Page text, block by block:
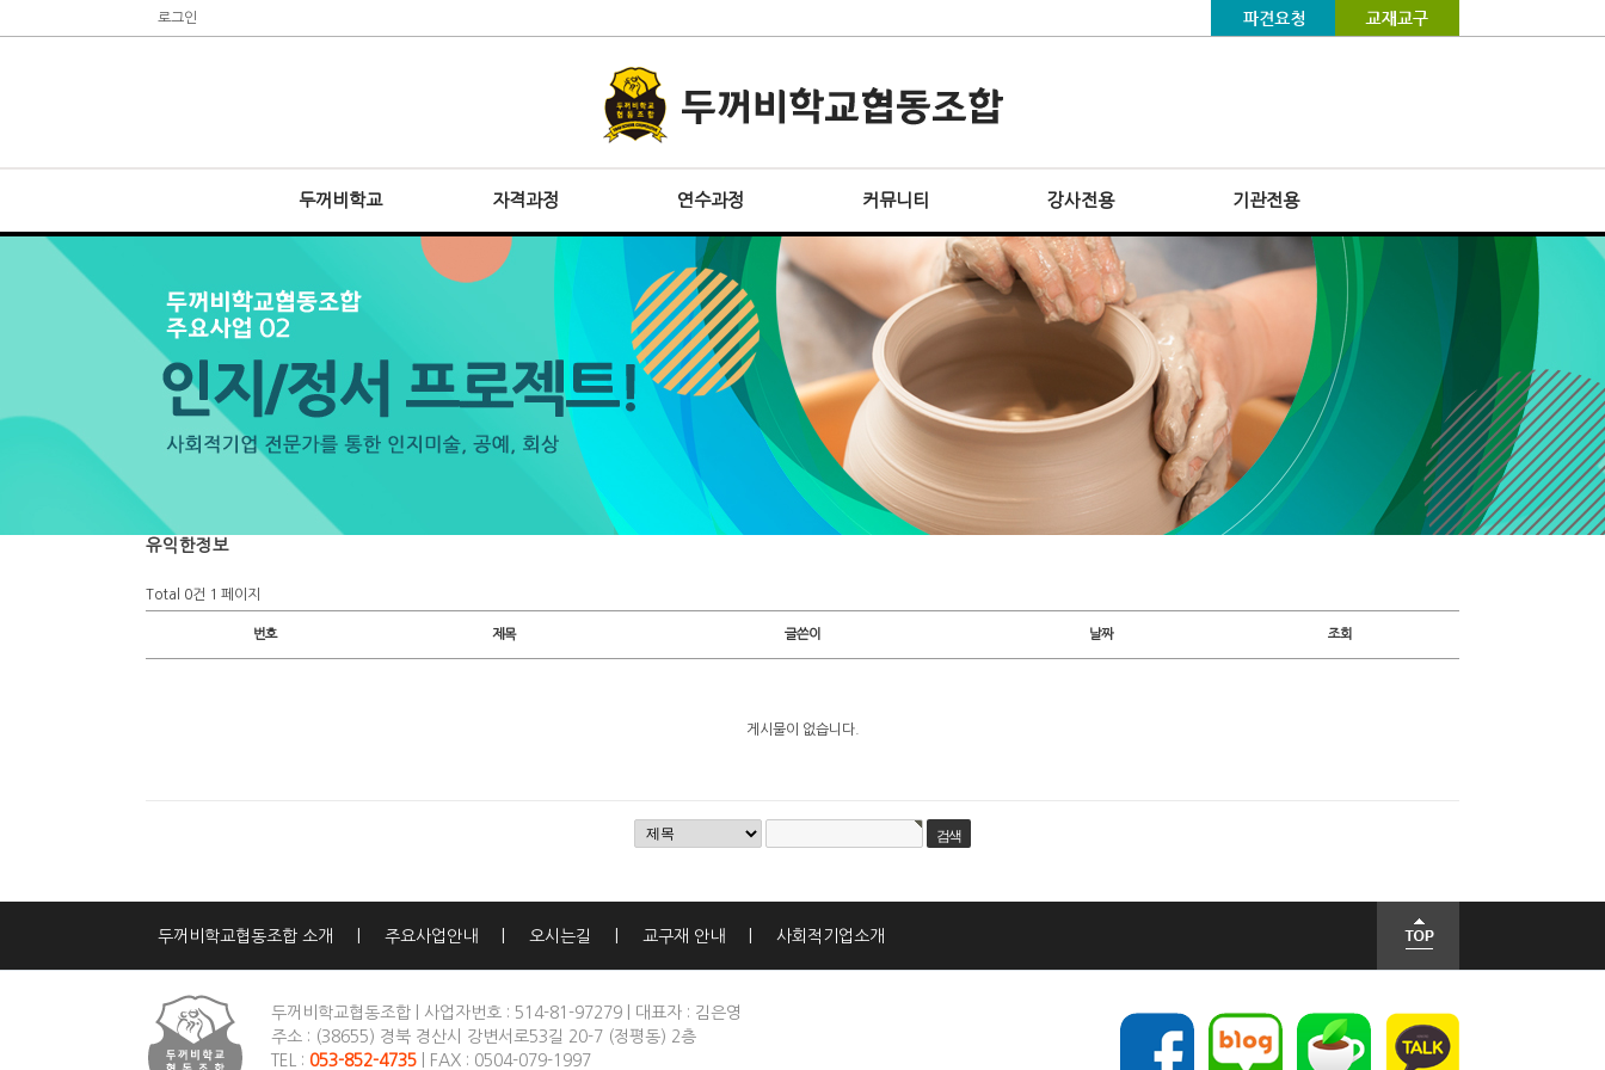
로그인
두꺼비학교 자격과정 연수과정 커뮤니티 강사전용 기관전용
유익한정보
Total 0건 1 페이지
번호 제목 글쓴이 날짜 조회
게시물이 없습니다.
두꺼비학교협동조합 소개 주요사업안내 오시는길 교구재 안내 사회적기업소개
두꺼비학교협동조합 사업자번호 : 514-81-97279
대표자 : 김은영
주소 : (38655) 경북 경산시 강변서로53길 20-7 (정평동) 2층
TEL : 053-852-4735 FAX : 0504-079-1997